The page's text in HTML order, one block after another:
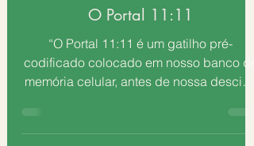
O Portal 11:11
“O Portal 11:11 é um gatilho pré-
codificado colocado em nosso banco de
memória celular, antes de nossa descida